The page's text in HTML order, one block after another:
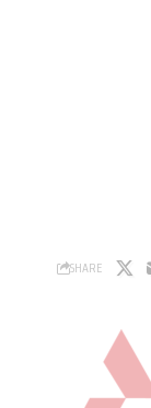
SHARE